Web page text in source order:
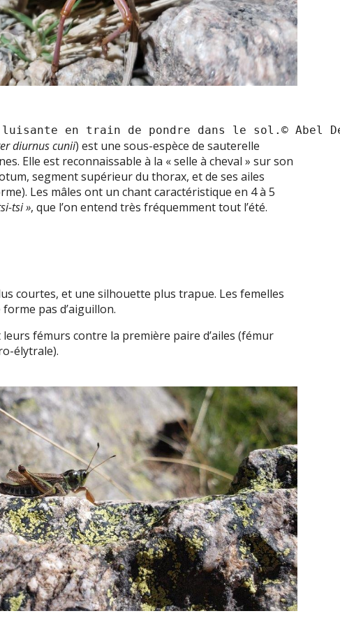
luisante en train de pondre dans le sol.© Abel
diurnus cunii) est une sous-espèce de sauterelle
Elle est reconnaissable à la « selle à cheval » sur son
segment supérieur du thorax, et de ses ailes
Les mâles ont un chant caractéristique en 4 à 5
tsi », que l’on entend très fréquemment tout l’été.
courtes, et une silhouette plus trapue. Les femelles
pas d’aiguillon.
fémurs contre la première paire d’ailes (fémur
élytrale).